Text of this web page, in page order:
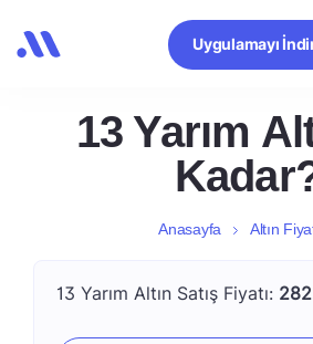
Uygulamayı
13 Yarım
Anasayfa Altın
13 Yarım Altın Satış Fiyatı: